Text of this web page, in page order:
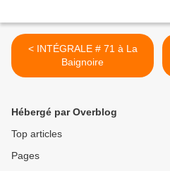
< INTÉGRALE # 71 à La
Baignoire
Hébergé par Overblog
Top articles
Pages